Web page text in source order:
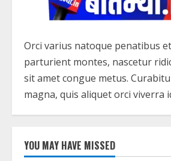
Orci varius natoque penatibus
parturient montes, nascetur
sit amet congue metus.
magna, quis aliquet orci viverra
YOU MAY HAVE MISSED